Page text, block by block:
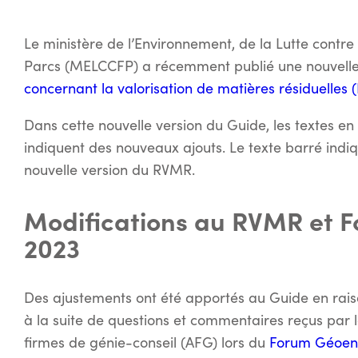
Le ministère de l’Environnement, de la Lutte
Parcs (MELCCFP) a récemment publié une
concernant la valorisation de matières résiduelles
Dans cette nouvelle version du Guide, les textes
indiquent des nouveaux ajouts. Le texte barré
nouvelle version du RVMR.
Modifications au RVMR et
2023
Des ajustements ont été apportés au Guide en
à la suite de questions et commentaires reçus par
firmes de génie-conseil (AFG) lors du Forum